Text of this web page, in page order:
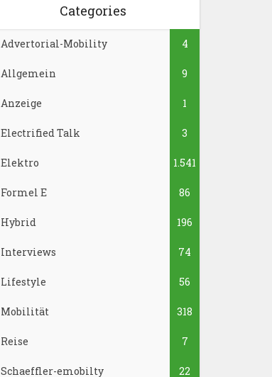
Categories
Advertorial-Mobility 4
Allgemein 9
Anzeige 1
Electrified Talk 3
Elektro 1.541
Formel E 86
Hybrid 196
Interviews 74
Lifestyle 56
Mobilität 318
Reise 7
Schaeffler-emobilty 22